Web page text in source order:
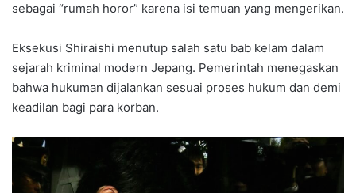
sebagai “rumah horor” karena isi temuan yang mengerikan.
Eksekusi Shiraishi menutup salah satu bab kelam dalam
sejarah kriminal modern Jepang. Pemerintah menegaskan
bahwa hukuman dijalankan sesuai proses hukum dan demi
keadilan bagi para korban.